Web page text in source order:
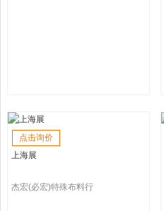
点击询价
上海展
杰宏(必宏)特殊布料行